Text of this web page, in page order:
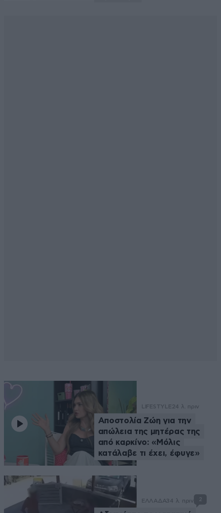
LIFESTYLE 24 λ. πριν
Αποστολία Ζώη για την
απώλεια της μητέρας της
από καρκίνο: «Μόλις
κατάλαβε τι έχει, έφυγε»
ΕΛΛΑΔΑ34 λ. πριν 2